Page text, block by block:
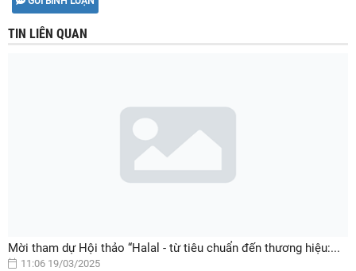
TIN LIÊN QUAN
Mời tham dự Hội thảo “Halal - từ tiêu chuẩn đến thương hiệu:...
11:06 19/03/2025